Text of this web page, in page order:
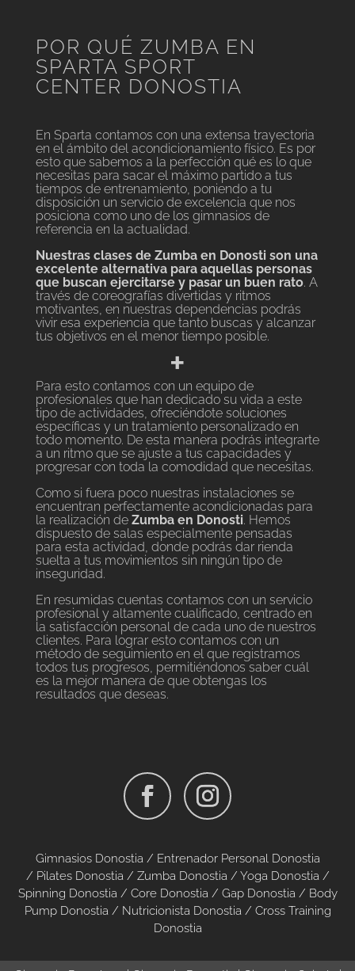
POR QUÉ ZUMBA EN
SPARTA SPORT
CENTER DONOSTIA
En Sparta contamos con una extensa trayectoria
en el ámbito del acondicionamiento físico. Es por
esto que sabemos a la perfección qué es lo que
necesitas para sacar el máximo partido a tus
tiempos de entrenamiento, poniendo a tu
disposición un servicio de excelencia que nos
posiciona como uno de los gimnasios de
referencia en la actualidad.
Nuestras clases de Zumba en Donosti son una
excelente alternativa para aquellas personas
que buscan ejercitarse y pasar un buen rato. A
través de coreografías divertidas y ritmos
motivantes, en nuestras dependencias podrás
vivir esa experiencia que tanto buscas y alcanzar
tus objetivos en el menor tiempo posible.
+
Para esto contamos con un equipo de
profesionales que han dedicado su vida a este
tipo de actividades, ofreciéndote soluciones
específicas y un tratamiento personalizado en
todo momento. De esta manera podrás integrarte
a un ritmo que se ajuste a tus capacidades y
progresar con toda la comodidad que necesitas.
Como si fuera poco nuestras instalaciones se
encuentran perfectamente acondicionadas para
la realización de Zumba en Donosti. Hemos
dispuesto de salas especialmente pensadas
para esta actividad, donde podrás dar rienda
suelta a tus movimientos sin ningún tipo de
inseguridad.
En resumidas cuentas contamos con un servicio
profesional y altamente cualificado, centrado en
la satisfacción personal de cada uno de nuestros
clientes. Para lograr esto contamos con un
método de seguimiento en el que registramos
todos tus progresos, permitiéndonos saber cuál
es la mejor manera de que obtengas los
resultados que deseas.
Gimnasios Donostia / Entrenador Personal Donostia
/ Pilates Donostia/ Zumba Donostia/ Yoga Donostia/
Spinning Donostia/ Core Donostia/ Gap Donostia/ Body
Pump Donostia/ Nutricionista Donostia/ Cross Training
Donostia